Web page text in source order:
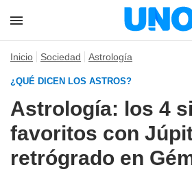
Inicio Sociedad Astrología
¿QUÉ DICEN LOS ASTROS?
Astrología: los 4
favoritos con
retrógrado en